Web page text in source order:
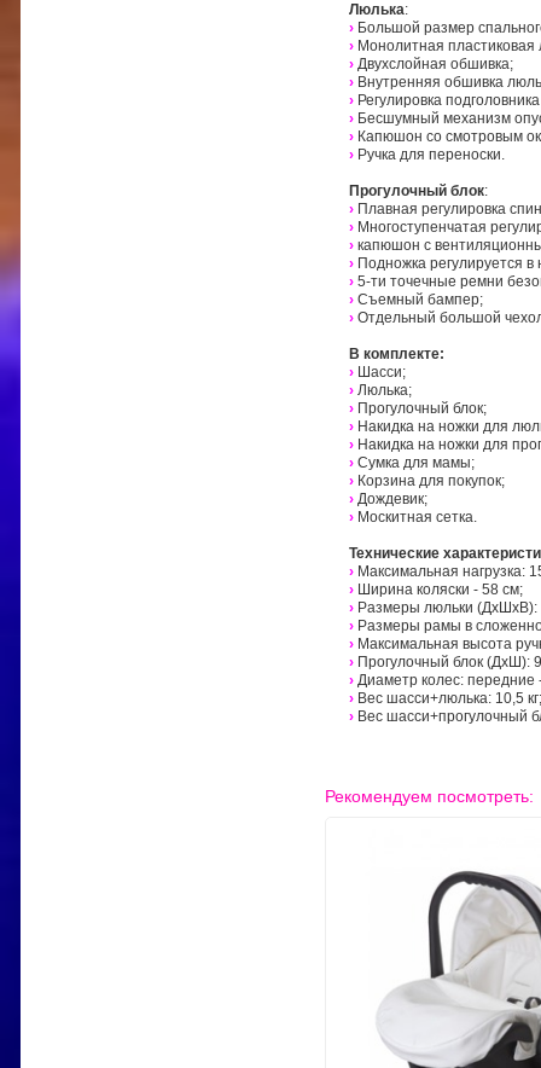
Люлька:
› Большой размер
› Монолитная пластиковая
› Двухслойная обшивка;
› Внутренняя обшивка
› Регулировка
› Бесшумный механизм
› Капюшон со смотровым
› Ручка для переноски.
Прогулочный блок:
› Плавная регулировка
› Многоступенчатая
› капюшон с
› Подножка регулируется
› 5-ти точечные ремни
› Съемный бампер;
› Отдельный большой
В комплекте:
› Шасси;
› Люлька;
› Прогулочный блок;
› Накидка на ножки для
› Накидка на ножки для
› Сумка для мамы;
› Корзина для покупок;
› Дождевик;
› Москитная сетка.
Технические
› Максимальная нагрузка:
› Ширина коляски - 58 см;
› Размеры люльки (ДхШхВ):
› Размеры рамы в
› Максимальная высота
› Прогулочный блок (ДхШ):
› Диаметр колес: передние
› Вес шасси+люлька: 10,5 кг;
› Вес шасси+прогулочный
Рекомендуем посмотреть: